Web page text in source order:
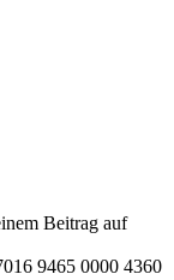
Beitrag auf
9465 0000 4360